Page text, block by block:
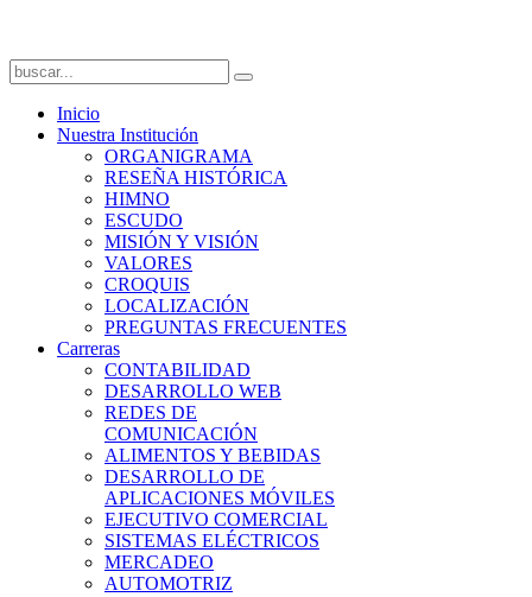
Inicio
Nuestra Institución
ORGANIGRAMA
RESEÑA HISTÓRICA
HIMNO
ESCUDO
MISIÓN Y VISIÓN
VALORES
CROQUIS
LOCALIZACIÓN
PREGUNTAS FRECUENTES
Carreras
CONTABILIDAD
DESARROLLO WEB
REDES DE
COMUNICACIÓN
ALIMENTOS Y BEBIDAS
DESARROLLO DE
APLICACIONES MÓVILES
EJECUTIVO COMERCIAL
SISTEMAS ELÉCTRICOS
MERCADEO
AUTOMOTRIZ